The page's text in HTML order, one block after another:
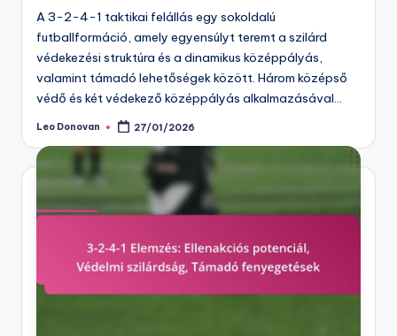
A 3-2-4-1 taktikai felállás egy sokoldalú
futballformáció, amely egyensúlyt teremt a szilárd
védekezési struktúra és a dinamikus középpályás,
valamint támadó lehetőségek között. Három középső
védő és két védekező középpályás alkalmazásával…
Posted
Leo Donovan 27/01/2026